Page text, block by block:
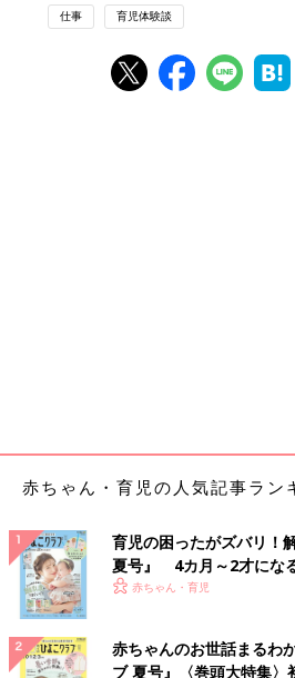
仕事 育児体験談
赤ちゃん・育児の人気記事ラン
育児の困ったがズバリ！
夏号』 4カ月～2才にな
いっぱい！
赤ちゃん・育児
赤ちゃんのお世話まるわ
ブ 夏号』〈巻頭大特集